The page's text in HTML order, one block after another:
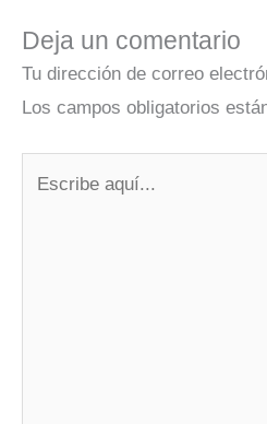
Deja un comentario
Tu dirección de correo
Los campos obligatorios